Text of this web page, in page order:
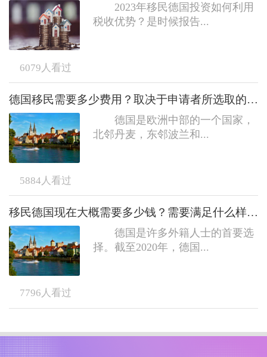
2023年移民德国投资如何利用
税收优势？是时候报告...
6079 人看过
德国移民需要多少费用？取决于申请者所选取的移民途径
德国是欧洲中部的一个国家，
北邻丹麦，东邻波兰和...
5884 人看过
移民德国现在大概需要多少钱？需要满足什么样的条件？
德国是许多外籍人士的首要选
择。截至2020年，德国...
7796 人看过